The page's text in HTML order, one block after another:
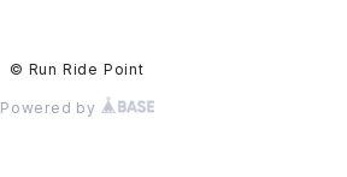
© Run Ride Point
Powered by